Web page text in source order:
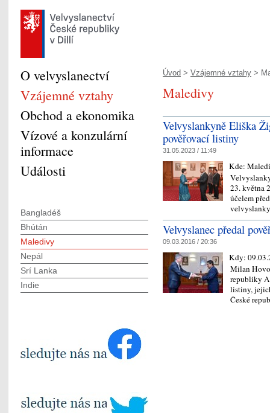
Úvod > Vzájemné vztahy >
Maledivy
Velvyslankyně Eliška
pověřovací listiny
31.05.2023 / 11:49
Kde:
23. května
účelem
Velvyslanec předal
09.03.2016 / 20:36
Kdy:
Milan
republiky
listiny,
České
O velvyslanectví
Vzájemné vztahy
Obchod a ekonomika
Vízové a konzulární
informace
Události
Bangladéš
Bhútán
Maledivy
Nepál
Srí Lanka
Indie